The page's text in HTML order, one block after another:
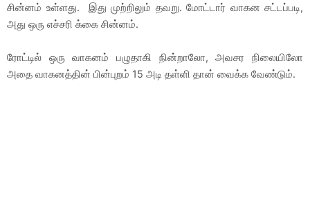
சின்னம் உள்ளது. இது முற்றிலும் தவறு. மோட்டார் வாகன சட்டப்படி,
அது ஒரு எச்சரி க்கை சின்னம்.
ரோட்டில் ஒரு வாகனம் பழுதாகி நின்றாலோ, அவசர நிலையிலோ
அதை வாகனத்தின் பின்புறம் 15 அடி தள்ளி தான் வைக்க வேண்டும்.